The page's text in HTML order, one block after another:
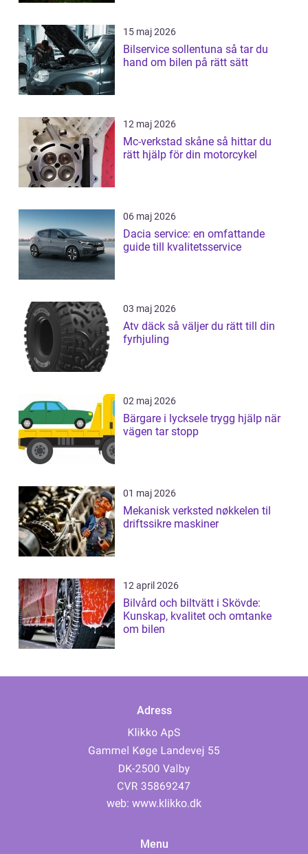
15 maj 2026
Bilservice sollentuna så tar du
hand om bilen på rätt sätt
12 maj 2026
Mc-verkstad skåne så hittar du
rätt hjälp för din motorcykel
06 maj 2026
Dacia service: en omfattande
guide till kvalitetsservice
03 maj 2026
Atv däck så väljer du rätt till din
fyrhjuling
02 maj 2026
Bärgare i lycksele trygg hjälp när
vägen tar stopp
01 maj 2026
Mekanisk verksted nøkkelen til
driftssikre maskiner
12 april 2026
Bilvård och biltvätt i Skövde:
Kunskap, kvalitet och omtanke
om bilen
Adress
web: www.klikko.dk
Menu